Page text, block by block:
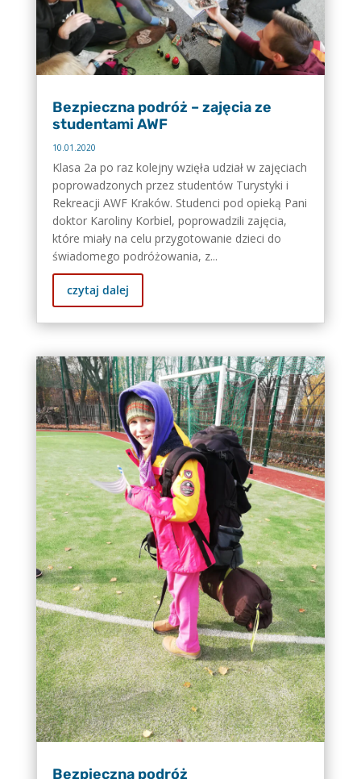
Bezpieczna podróż – zajęcia ze
studentami AWF
10.01.2020
Klasa 2a po raz kolejny wzięła udział w zajęciach
poprowadzonych przez studentów Turystyki i
Rekreacji AWF Kraków. Studenci pod opieką Pani
doktor Karoliny Korbiel, poprowadzili zajęcia,
które miały na celu przygotowanie dzieci do
świadomego podróżowania, z...
czytaj dalej
Bezpieczna podróż